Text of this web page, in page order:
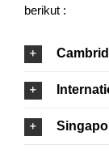
berikut :